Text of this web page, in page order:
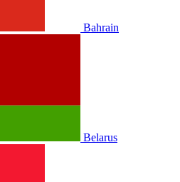
Bahrain
Belarus